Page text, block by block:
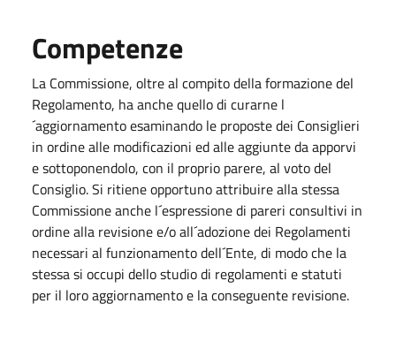
Competenze
La Commissione, oltre al compito della formazione del
Regolamento, ha anche quello di curarne l
´aggiornamento esaminando le proposte dei Consiglieri
in ordine alle modificazioni ed alle aggiunte da apporvi
e sottoponendolo, con il proprio parere, al voto del
Consiglio. Si ritiene opportuno attribuire alla stessa
Commissione anche l´espressione di pareri consultivi in
ordine alla revisione e/o all´adozione dei Regolamenti
necessari al funzionamento dell´Ente, di modo che la
stessa si occupi dello studio di regolamenti e statuti
per il loro aggiornamento e la conseguente revisione.